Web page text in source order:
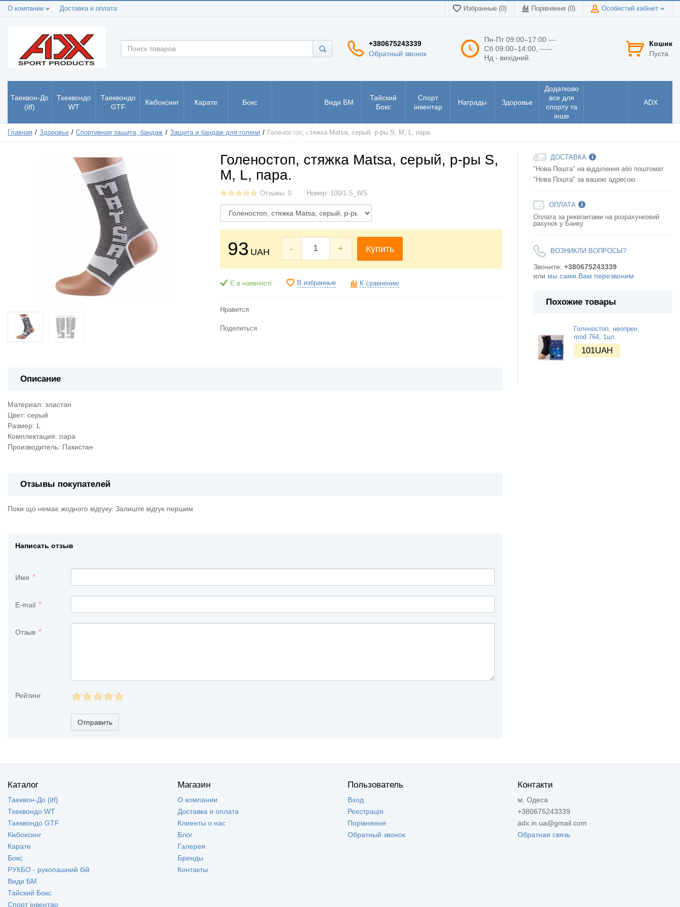
О компании Доставка и оплата Избранные (0) Порівняння (0) Особистий кабінет
+380675243339
Обратный звонок
Пн-Пт 09:00–17:00 ---
Сб 09:00–14:00, -----
Нд - вихідний.
Кошик
Пуста
Таеквон-До
(itf)
Тхеквондо
WT
Таеквондо
GTF
Кікбоксинг Карате Бокс
РУКБО -
Види БМ
Тайский
Бокс
Спорт
інвентар
Награды Здоровье
Додатково
все для
спорту та
інше
ADX
Главная Здоровье Спортивная защита, бандаж Защита и бандаж для голени Голеностоп, стяжка Matsa, серый, р-ры S, M, L, пара.
Голеностоп, стяжка Matsa, серый, р-ры S,
M, L, пара.
Отзывы: 0 Номер: 100/1-S_WS
93 UAH - + Купить
Є в наявності В избранные К сравнению
Нравится
Поделиться
Описание
Материал: эластан
Цвет: серый
Размер: L
Комплектация: пара
Производитель: Пакистан
Отзывы покупателей
Поки що немає жодного відгуку. Залиште відгук першим
Написать отзыв
Имя
E-mail
Отзыв
Рейтинг
Отправить
ДОСТАВКА
"Нова Пошта" на відділення або поштомат
"Нова Пошта" за вашою адресою
ОПЛАТА
Оплата за реквізитами на розрахунковий
рахунок у Банку
ВОЗНИКЛИ ВОПРОСЫ?
Звоните: +380675243339
или мы сами Вам перезвоним
Похожие товары
Голеностоп, неопрен,
mod 764, 1шт.
101UAH
Каталог
Таеквон-До (itf)
Тхеквондо WT
Таеквондо GTF
Кікбоксинг
Карате
Бокс
РУКБО - рукопашний бій
Види БМ
Тайский Бокс
Спорт інвентар
Магазин
О компании
Доставка и оплата
Клиенты о нас
Блог
Галерея
Бренды
Контакты
Пользователь
Вход
Реєстрація
Порівняння
Обратный звонок
Контакти
м. Одеса
+380675243339
adx.in.ua@gmail.com
Обратная связь